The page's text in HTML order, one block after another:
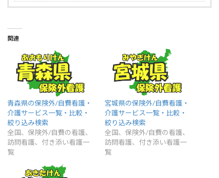
関連
青森県の保険外/自費看護・
介護サービス一覧・比較・
絞り込み検索
全国、保険外/自費の看護、
訪問看護、付き添い看護一
覧
宮城県の保険外/自費看護・
介護サービス一覧・比較・
絞り込み検索
全国、保険外/自費の看護、
訪問看護、付き添い看護一
覧